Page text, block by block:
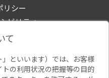
リシー
ビリティ
ト
て
といいます）では、お客様
の利用状況の把握等の目的